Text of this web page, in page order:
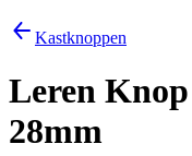
Kastknoppen
Leren
28mm